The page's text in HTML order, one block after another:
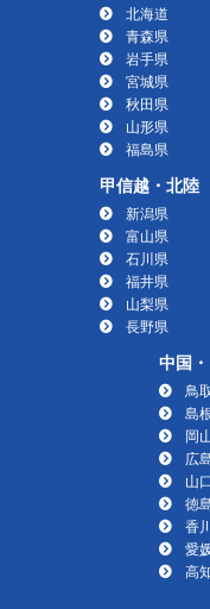
北海道
青森県
岩手県
宮城県
秋田県
山形県
福島県
甲信越・北陸
新潟県
富山県
石川県
福井県
山梨県
長野県
中国
鳥
島
岡
広
山
徳
香
愛
高